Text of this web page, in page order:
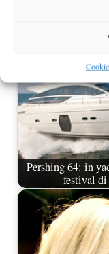
Pershing 64: in
festival di